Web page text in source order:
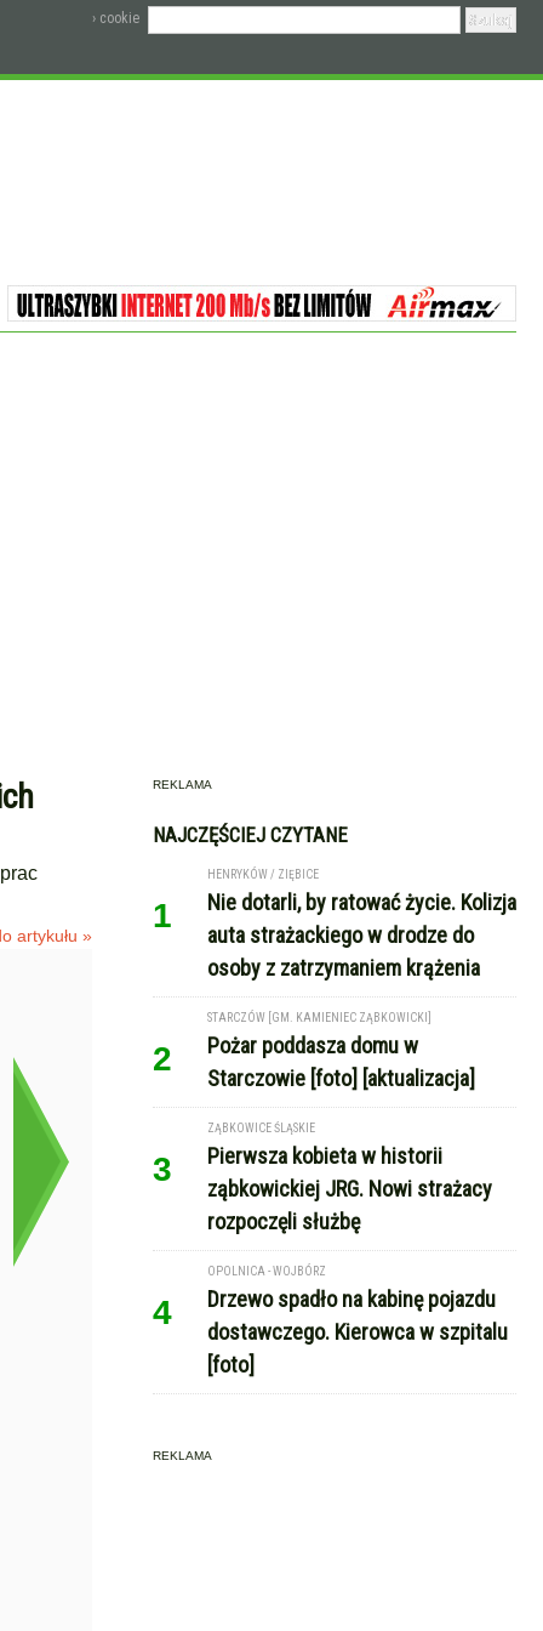
› cookie
artykułu »
REKLAMA
NAJCZĘŚCIEJ CZYTANE
1
HENRYKÓW / ZIĘBICE
Nie dotarli, by ratować życie. Kolizja
auta strażackiego w drodze do
osoby z zatrzymaniem krążenia
2
STARCZÓW [GM. KAMIENIEC ZĄBKOWICKI]
Pożar poddasza domu w
Starczowie [foto] [aktualizacja]
3
ZĄBKOWICE ŚLĄSKIE
Pierwsza kobieta w historii
ząbkowickiej JRG. Nowi strażacy
rozpoczęli służbę
4
OPOLNICA - WOJBÓRZ
Drzewo spadło na kabinę pojazdu
dostawczego. Kierowca w szpitalu
[foto]
REKLAMA